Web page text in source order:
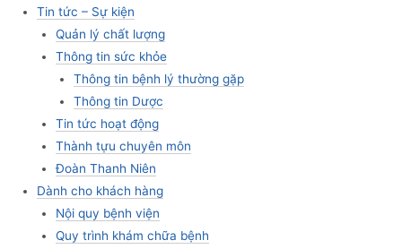
Tin tức – Sự kiện
Quản lý chất lượng
Thông tin sức khỏe
Thông tin bệnh lý thường gặp
Thông tin Dược
Tin tức hoạt động
Thành tựu chuyên môn
Đoàn Thanh Niên
Dành cho khách hàng
Nội quy bệnh viện
Quy trình khám chữa bệnh